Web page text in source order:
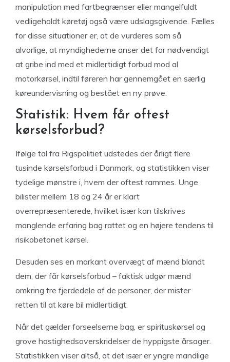
manipulation med fartbegrænser eller mangelfuldt
vedligeholdt køretøj også være udslagsgivende. Fælles
for disse situationer er, at de vurderes som så
alvorlige, at myndighederne anser det for nødvendigt
at gribe ind med et midlertidigt forbud mod al
motorkørsel, indtil føreren har gennemgået en særlig
køreundervisning og bestået en ny prøve.
Statistik: Hvem får oftest
kørselsforbud?
Ifølge tal fra Rigspolitiet udstedes der årligt flere
tusinde kørselsforbud i Danmark, og statistikken viser
tydelige mønstre i, hvem der oftest rammes. Unge
bilister mellem 18 og 24 år er klart
overrepræsenterede, hvilket især kan tilskrives
manglende erfaring bag rattet og en højere tendens til
risikobetonet kørsel.
Desuden ses en markant overvægt af mænd blandt
dem, der får kørselsforbud – faktisk udgør mænd
omkring tre fjerdedele af de personer, der mister
retten til at køre bil midlertidigt.
Når det gælder forseelserne bag, er spirituskørsel og
grove hastighedsoverskridelser de hyppigste årsager.
Statistikken viser altså, at det især er yngre mandlige